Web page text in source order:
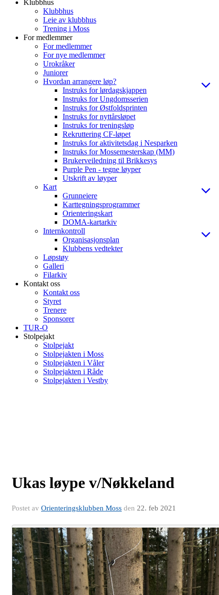
Klubbhus
Klubbhus
Leie av klubbhus
Trening i Moss
For medlemmer
For medlemmer
For nye medlemmer
Urokråker
Juniorer
Hvordan arrangere løp?
Instruks for lørdagskjappen
Instruks for Ungdomsserien
Instruks for Østfoldsprinten
Instruks for nyttårsløpet
Instruks for treningsløp
Rekruttering CF-løpet
Instruks for aktivitetsdag i Nesparken
Instruks for Mossemesterskap (MM)
Brukerveiledning til Brikkesys
Purple Pen - tegne løyper
Utskrift av løyper
Kart
Grunneiere
Karttegningsprogrammer
Orienteringskart
DOMA-kartarkiv
Internkontroll
Organisasjonsplan
Klubbens vedtekter
Løpstøy
Galleri
Filarkiv
Kontakt oss
Kontakt oss
Styret
Trenere
Sponsorer
TUR-O
Stolpejakt
Stolpejakt
Stolpejakten i Moss
Stolpejakten i Våler
Stolpejakten i Råde
Stolpejakten i Vestby
Ukas løype v/Nøkkeland
Postet av Orienteringsklubben Moss den 22. feb 2021